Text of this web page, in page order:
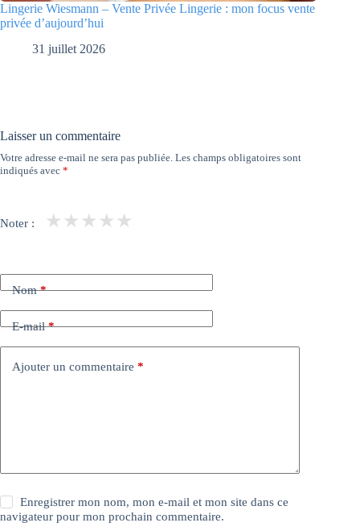
Lingerie Wiesmann – Vente Privée Lingerie : mon focus vente
privée d’aujourd’hui
31 juillet 2026
Laisser un commentaire
Votre adresse e-mail ne sera pas publiée. Les champs obligatoires sont
indiqués avec *
Noter : ★
★
★
★
★
Nom*
E-mail*
Ajouter un commentaire *
Enregistrer mon nom, mon e-mail et mon site dans ce
navigateur pour mon prochain commentaire.